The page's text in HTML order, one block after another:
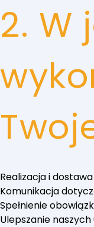
2. W
Realizacja i
Komunikacja
Spełnienie
Ulepszanie naszych